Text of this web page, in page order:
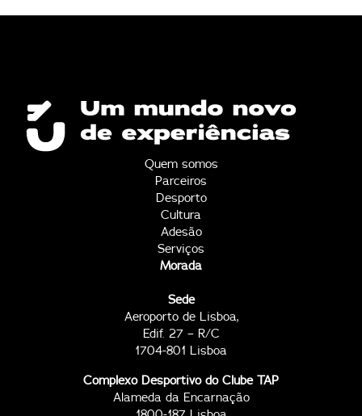
Quem somos
Parceiros
Desporto
Cultura
Adesão
Serviços
Morada
Sede
Aeroporto de Lisboa,
Edif. 27 – R/C
1704-801 Lisboa
Complexo Desportivo do Clube TAP
Alameda da Encarnação